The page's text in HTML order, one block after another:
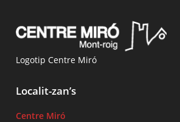
Logotip Centre Miró
Localit-zan’s
Centre Miró